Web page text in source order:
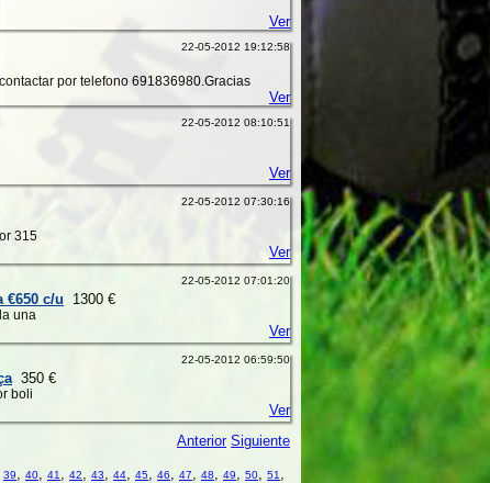
Ver
22-05-2012 19:12:58
por telefono 691836980.Gracias
Ver
22-05-2012 08:10:51
Ver
22-05-2012 07:30:16
315
Ver
22-05-2012 07:01:20
€650 c/u 1300 €
una
Ver
22-05-2012 06:59:50
350 €
boli
Ver
Anterior Siguiente
39, 40, 41 , 42, 43, 44, 45, 46, 47, 48, 49, 50, 51 ,